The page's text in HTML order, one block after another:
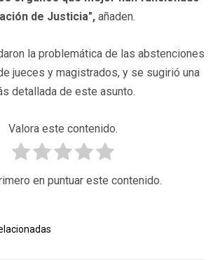
de Justicia", añaden.
la problemática de las abstenciones
jueces y magistrados, y se sugirió una
detallada de este asunto.
Valora este contenido.
en puntuar este contenido.